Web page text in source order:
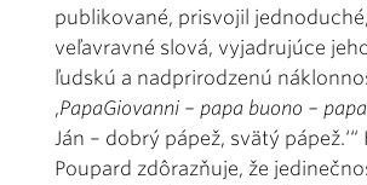
publikované, prisvojil
veľavravné slová, vyjadrujúce
ľudskú a nadprirodzenú
,PapaGiovanni – papa buono –
Ján – dobrý pápež, svätý pápež.‘“
Poupard zdôrazňuje, že